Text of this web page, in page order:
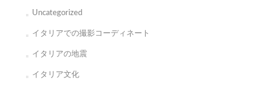
Uncategorized
イタリアでの撮影コーディネート
イタリアの地震
イタリア文化